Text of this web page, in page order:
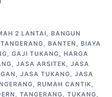
2 LANTAI, BANGUN
, BANTEN , BIAYA
, GAJI TUKANG, HARGA
, JASA ARSITEK, JASA
, JASA TUKANG, JASA
, RUMAH CANTIK,
, TANGERANG, TUKANG,